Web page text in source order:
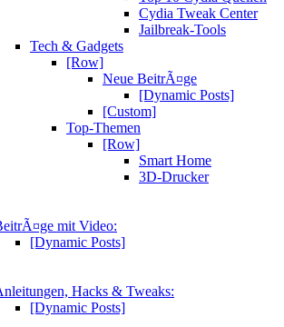
Cydia Tweak Center
Jailbreak-Tools
Tech & Gadgets
[Row]
Neue BeitrÃ¤ge
[Dynamic Posts]
[Custom]
Top-Themen
[Row]
Smart Home
3D-Drucker
mit Video:
[Dynamic Posts]
Hacks & Tweaks:
[Dynamic Posts]